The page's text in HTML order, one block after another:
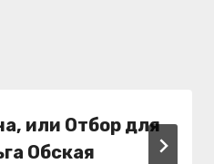
или Отбор для
Обская